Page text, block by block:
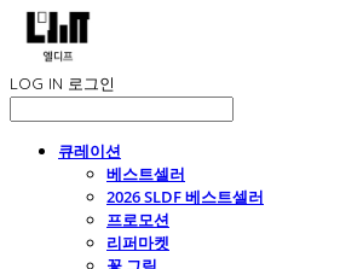
LOG IN 로그인
큐레이션
베스트셀러
2026 SLDF 베스트셀러
프로모션
리퍼마켓